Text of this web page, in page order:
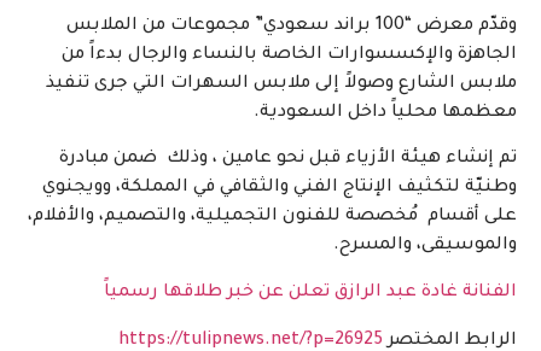
وقدّم معرض “100 براند سعودي” مجموعات من الملابس
الجاهزة والإكسسوارات الخاصة بالنساء والرجال بدءاً من
ملابس الشارع وصولاً إلى ملابس السهرات التي جرى تنفيذ
معظمها محلياً داخل السعودية.
تم إنشاء هيئة الأزياء قبل نحو عامين ، وذلك ضمن مبادرة
وطنيّة لتكثيف الإنتاج الفني والثقافي في المملكة، وويجنوي
على أقسام مُخصصة للفنون التجميلية، والتصميم، والأفلام،
والموسيقى، والمسرح.
الفنانة غادة عبد الرازق تعلن عن خبر طلاقها رسمياً
الرابط المختصرhttps://tulipnews.net/?p=26925